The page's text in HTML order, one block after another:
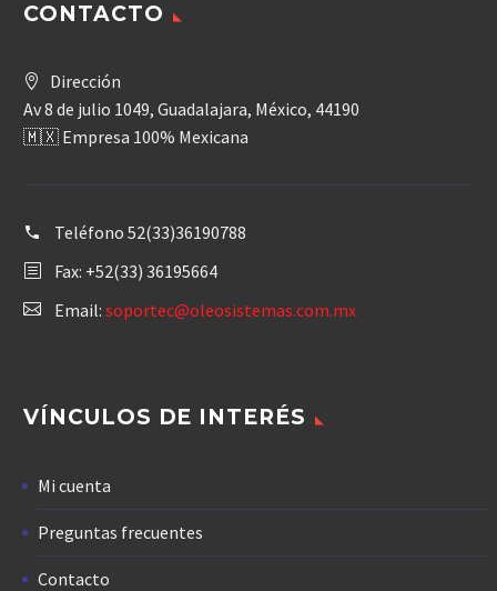
CONTACTO
Dirección
Av 8 de julio 1049, Guadalajara, México, 44190
🇲🇽 Empresa 100% Mexicana
Teléfono 52(33)36190788
Fax: +52(33) 36195664
Email: soportec@oleosistemas.com.mx
VÍNCULOS DE INTERÉS
Mi cuenta
Preguntas frecuentes
Contacto